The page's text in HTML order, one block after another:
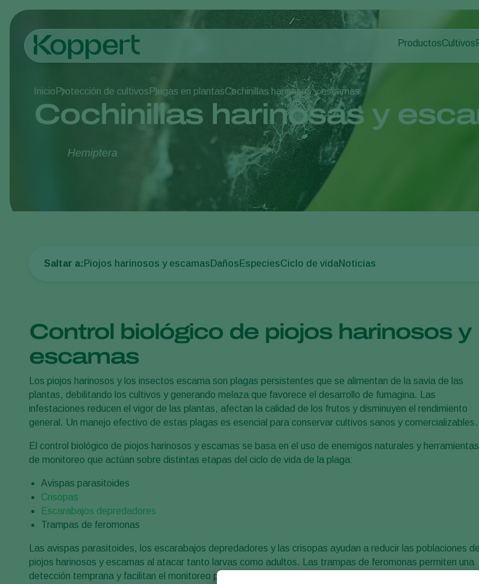
Productos
Sanidad vegetal
Cultivos
Inicio Protección de cultivos Plagas en plantasCochinillas harinosas y escamas
Cochinillas harinosas y
Hemiptera
Saltar a: Piojos harinosos y escamas Daños EspeciesCiclo de vidaNoticias
Control biológico de piojos harinosos y
escamas
Los piojos harinosos y los insectos escama son plagas persistentes que se alimentan de la savia de las
plantas, debilitando los cultivos y generando melaza que favorece el desarrollo de fumagina. Las
infestaciones reducen el vigor de las plantas, afectan la calidad de los frutos y disminuyen el rendimiento
general. Un manejo efectivo de estas plagas es esencial para conservar cultivos sanos y comercializables.
El control biológico de piojos harinosos y escamas se basa en el uso de enemigos naturales y herramientas
de monitoreo que actúan sobre distintas etapas del ciclo de vida de la plaga:
Avispas parasitoides
Crisopas
Escarabajos depredadores
Trampas de feromonas
Las avispas parasitoides, los escarabajos depredadores y las crisopas ayudan a reducir las poblaciones de
piojos harinosos y escamas al atacar tanto larvas como adultos. Las trampas de feromonas permiten una
detección temprana y facilitan el monitoreo poblacional. Con las soluciones biológicas de Koppert para